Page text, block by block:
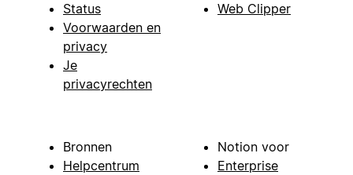
Status
Voorwaarden en
privacy
Je
privacyrechten
Web Clipper
Bronnen
Helpcentrum
Notion voor
Enterprise